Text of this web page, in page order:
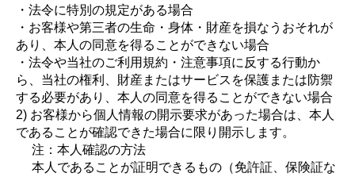
・法令に特別の規定がある場合
・お客様や第三者の生命・身体・財産を損なうおそれが
あり、本人の同意を得ることができない場合
・法令や当社のご利用規約・注意事項に反する行動か
ら、当社の権利、財産またはサービスを保護または防禦
する必要があり、本人の同意を得ることができない場合
2) お客様から個人情報の開示要求があった場合は、本人
であることが確認できた場合に限り開示します。
注：本人確認の方法
本人であることが証明できるもの（免許証、保険証な